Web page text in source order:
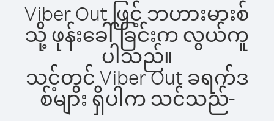
Viber Out ဖြင့် ဘဟားမားစ်
သို့ ဖုန်းခေါ်ခြင်းက လွယ်ကူ
ပါသည်။
သင့်တွင် Viber Out ခရက်ဒ
စ်များ ရှိပါက သင်သည်-